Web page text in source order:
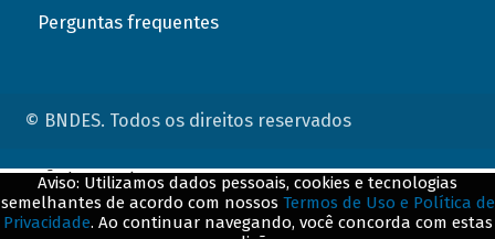
Perguntas frequentes
© BNDES. Todos os direitos reservados
Aviso: Utilizamos dados pessoais, cookies e tecnologias
semelhantes de acordo com nossos Termos de Uso e Política de
Privacidade. Ao continuar navegando, você concorda com estas
ConteÃºdo complementar
${title}${badge}